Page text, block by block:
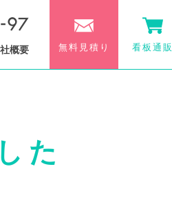
概要 無料見積り 看板通販
た